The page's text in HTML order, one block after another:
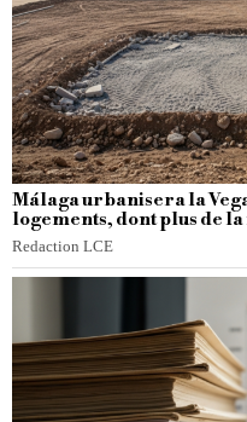
Málaga urbanisera la
logements, dont plus de
Redaction LCE